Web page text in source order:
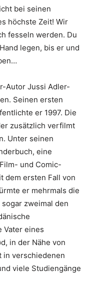
bei seinen
höchste Zeit! Wir
fesseln werden. Du
legen, bis er und
Autor Jussi Adler-
Seinen ersten
er 1997. Die
zusätzlich verfilmt
Unter seinen
eine
und Comic-
dem ersten Fall von
er mehrmals die
zweimal den
Vater eines
in der Nähe von
in verschiedenen
viele Studiengänge